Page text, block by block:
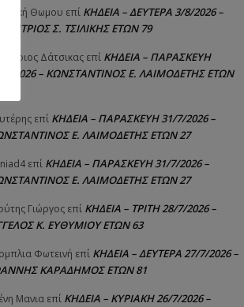
Θωμου επί ΚΗΔΕΙΑ – ΔΕΥΤΕΡΑ 3/8/2026 –
Σ. ΤΣΙΛΙΚΗΣ ΕΤΩΝ 79
Δάτσικας επί ΚΗΔΕΙΑ – ΠΑΡΑΣΚΕΥΗ
7/2026 – ΚΩΝΣΤΑΝΤΙΝΟΣ Ε. ΛΑΙΜΟΔΕΤΗΣ ΕΤΩΝ
επί ΚΗΔΕΙΑ – ΠΑΡΑΣΚΕΥΗ 31/7/2026 –
Ε. ΛΑΙΜΟΔΕΤΗΣ ΕΤΩΝ 27
επί ΚΗΔΕΙΑ – ΠΑΡΑΣΚΕΥΗ 31/7/2026 –
Ε. ΛΑΙΜΟΔΕΤΗΣ ΕΤΩΝ 27
Γιώργος επί ΚΗΔΕΙΑ – ΤΡΙΤΗ 28/7/2026 –
Κ. ΕΥΘΥΜΙΟΥ ΕΤΩΝ 63
Φωτεινή επί ΚΗΔΕΙΑ – ΔΕΥΤΕΡΑ 27/7/2026 –
ΚΑΡΑΔΗΜΟΣ ΕΤΩΝ 81
Μανια επί ΚΗΔΕΙΑ – ΚΥΡΙΑΚΗ 26/7/2026 –